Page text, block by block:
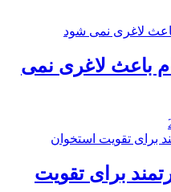
باعث لاغری نمی
برای تقویت